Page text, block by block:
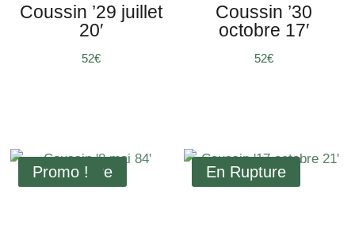
Coussin ’29 juillet
20′
€
Coussin ’30
octobre 17′
€
Promo !